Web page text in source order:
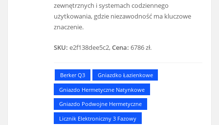
zewnętrznych i systemach codziennego
użytkowania, gdzie niezawodność ma kluczowe
znaczenie.
SKU: e2f138dee5c2,Cena: 6786 zł.
Berker Q3
Gniazdko Łazienkowe
Gniazdo Hermetyczne Natynkowe
Gniazdo Podwojne Hermetyczne
Licznik Elektroniczny 3 Fazowy